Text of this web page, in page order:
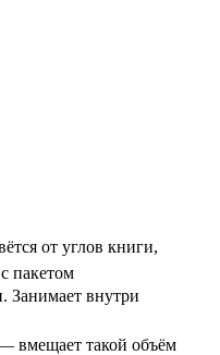
от углов книги,
пакетом
Занимает внутри
вмещает такой объём